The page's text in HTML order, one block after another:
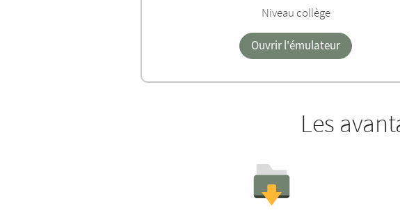
Niveau collège
Ouvrir l'émulateur
Les